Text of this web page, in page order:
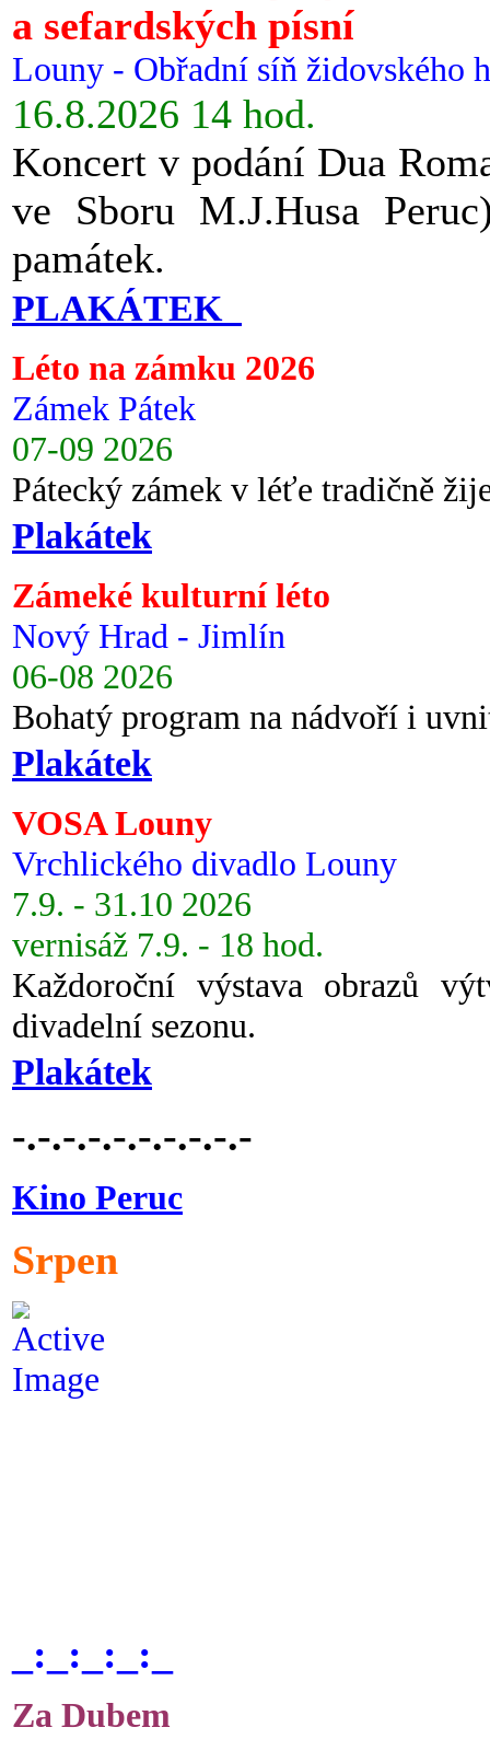
a sefardských písní
Louny - Obřadní síň židovského
16.8.2026 14 hod.
Koncert v podání Dua
ve Sboru M.J.Husa
památek.
PLAKÁTEK
Léto na zámku 2026
Zámek Pátek
07-09 2026
Pátecký zámek v léťe tradičně
Plakátek
Zámeké kulturní léto
Nový Hrad - Jimlín
06-08 2026
Bohatý program na nádvoří i
Plakátek
VOSA Louny
Vrchlického divadlo Louny
7.9. - 31.10 2026
vernisáž 7.9. - 18 hod.
Každoroční výstava obrazů
divadelní sezonu.
Plakátek
-.-.-.-.-.-.-.-.-.-
Kino Peruc
Srpen
_:_:_:_:_
Za Dubem